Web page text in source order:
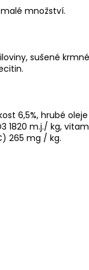
množství.
sušené
6,5%, hrubé
1820 m.j./ kg,
265 mg / kg.